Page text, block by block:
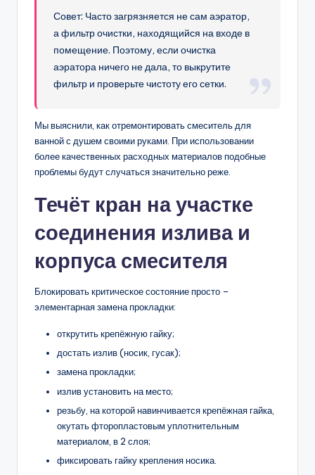
Совет: Часто загрязняется не сам аэратор,
а фильтр очистки, находящийся на входе в
помещение. Поэтому, если очистка
аэратора ничего не дала, то выкрутите
фильтр и проверьте чистоту его сетки.
Мы выяснили, как отремонтировать смеситель для
ванной с душем своими руками. При использовании
более качественных расходных материалов подобные
проблемы будут случаться значительно реже.
Течёт кран на участке
соединения излива и
корпуса смесителя
Блокировать критическое состояние просто –
элементарная замена прокладки:
открутить крепёжную гайку;
достать излив (носик, гусак);
замена прокладки;
излив установить на место;
резьбу, на которой навинчивается крепёжная гайка,
окутать фторопластовым уплотнительным
материалом, в 2 слоя;
фиксировать гайку крепления носика.